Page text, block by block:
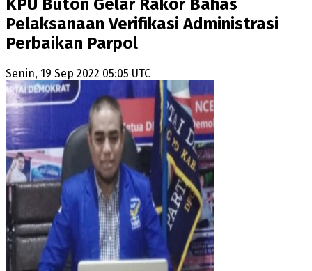
KPU Buton Gelar Rakor Bahas
Pelaksanaan Verifikasi Administrasi
Perbaikan Parpol
Senin, 19 Sep 2022 05:05 UTC